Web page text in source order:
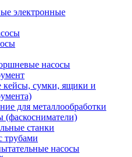
электронные
насосы
кейсы, сумки, ящики и
для металлообработки
(фаскосниматели)
станки
трубами
насосы